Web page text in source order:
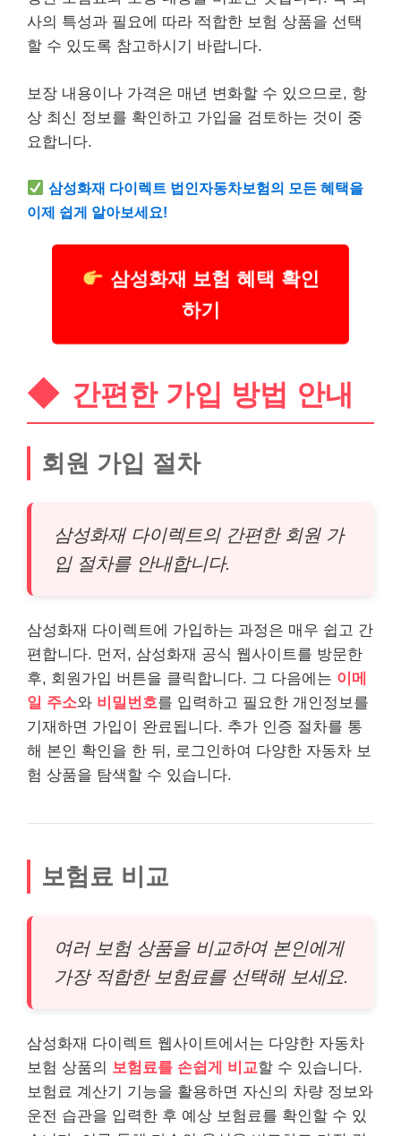
사의 특성과 필요에 따라 적합한 보험 상품을 선택
할 수 있도록 참고하시기 바랍니다.
보장 내용이나 가격은 매년 변화할 수 있으므로, 항
상 최신 정보를 확인하고 가입을 검토하는 것이 중
요합니다.
삼성화재 다이렉트 법인자동차보험의 모든 혜택을
이제 쉽게 알아보세요!
삼성화재 보험 혜택 확인
하기
간편한 가입 방법 안내
회원 가입 절차
삼성화재 다이렉트의 간편한 회원 가
입 절차를 안내합니다.
삼성화재 다이렉트에 가입하는 과정은 매우 쉽고 간
편합니다. 먼저, 삼성화재 공식 웹사이트를 방문한
후, 회원가입 버튼을 클릭합니다. 그 다음에는 이메
일 주소와 비밀번호를 입력하고 필요한 개인 정보를
기재하면 가입이 완료됩니다. 추가 인증 절차를 통
해 본인 확인을 한 뒤, 로그인하여 다양한 자동차 보
험 상품을 탐색할 수 있습니다.
보험료 비교
여러 보험 상품을 비교하여 본인에게
가장 적합한 보험료를 선택해 보세요.
삼성화재 다이렉트 웹사이트에서는 다양한 자동차
보험 상품의 보험료를 손쉽게 비교할 수 있습니다.
보험료 계산기 기능을 활용하면 자신의 차량 정보와
운전 습관을 입력한 후 예상 보험료를 확인할 수 있